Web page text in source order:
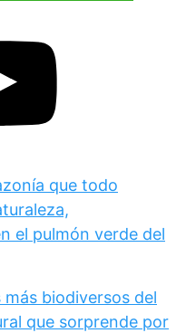
que todo
el pulmón verde del
biodiversos del
que sorprende por